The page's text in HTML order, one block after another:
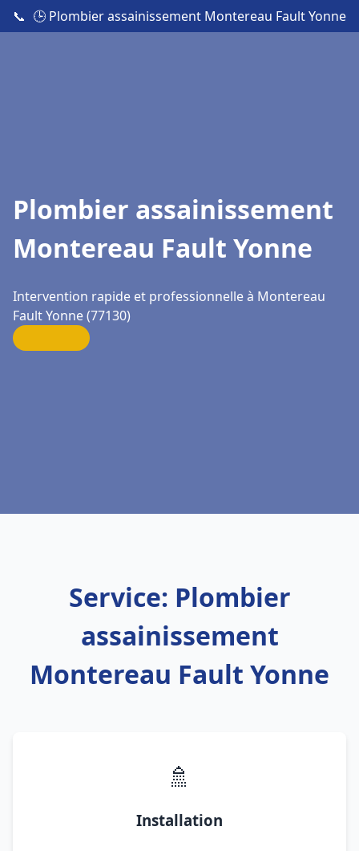
📞 🕒 Plombier assainissement Montereau Fault Yonne
Plombier assainissement
Montereau Fault Yonne
Intervention rapide et professionnelle à Montereau
Fault Yonne (77130)
Service: Plombier
assainissement
Montereau Fault Yonne
🚿
Installation